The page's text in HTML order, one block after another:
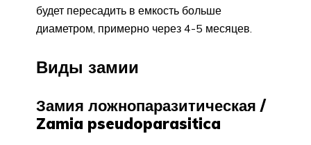
будет пересадить в емкость больше
диаметром, примерно через 4-5 месяцев.
Виды замии
Замия ложнопаразитическая /
Zamia pseudoparasitica